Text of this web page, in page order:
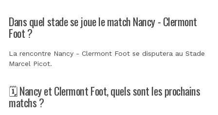
Dans quel stade se joue le match Nancy - Clermont
Foot ?
La rencontre Nancy - Clermont Foot se disputera au Stade
Marcel Picot.
🗓️ Nancy et Clermont Foot, quels sont les prochains
matchs ?